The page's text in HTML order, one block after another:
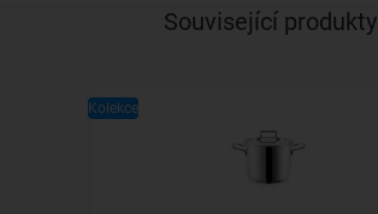
Související produkty
Kolekce